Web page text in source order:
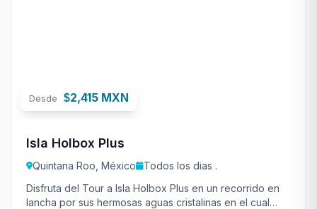
Desde $2,415 MXN
Isla Holbox Plus
Quintana Roo, México
Todos los dias .
Disfruta del Tour a Isla Holbox Plus en un recorrido en
lancha por sus hermosas aguas cristalinas en el cual